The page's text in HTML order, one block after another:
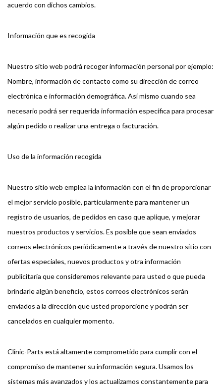
acuerdo con dichos cambios.
Información que es recogida
Nuestro sitio web podrá recoger información personal por ejemplo:
Nombre, información de contacto como su dirección de correo
electrónica e información demográfica. Así mismo cuando sea
necesario podrá ser requerida información específica para procesar
algún pedido o realizar una entrega o facturación.
Uso de la información recogida
Nuestro sitio web emplea la información con el fin de proporcionar
el mejor servicio posible, particularmente para mantener un
registro de usuarios, de pedidos en caso que aplique, y mejorar
nuestros productos y servicios. Es posible que sean enviados
correos electrónicos periódicamente a través de nuestro sitio con
ofertas especiales, nuevos productos y otra información
publicitaria que consideremos relevante para usted o que pueda
brindarle algún beneficio, estos correos electrónicos serán
enviados a la dirección que usted proporcione y podrán ser
cancelados en cualquier momento.
Clinic-Parts está altamente comprometido para cumplir con el
compromiso de mantener su información segura. Usamos los
sistemas más avanzados y los actualizamos constantemente para